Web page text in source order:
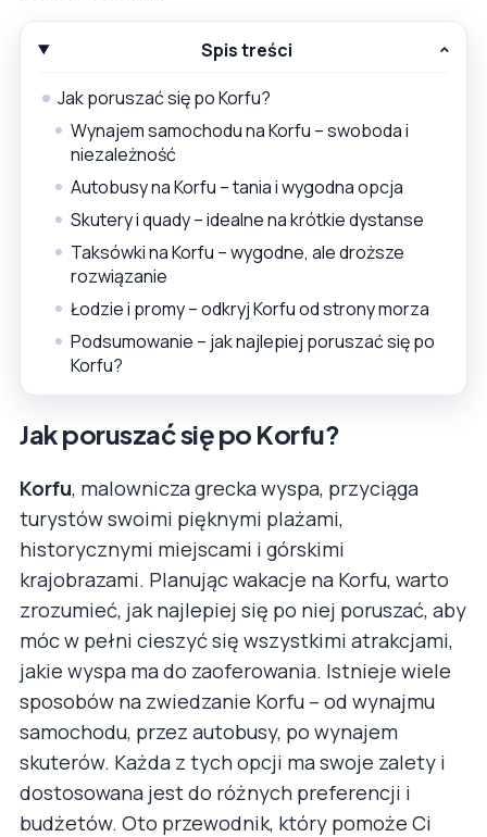
Spis treści
Jak poruszać się po Korfu?
Wynajem samochodu na Korfu – swoboda i
niezależność
Autobusy na Korfu – tania i wygodna opcja
Skutery i quady – idealne na krótkie dystanse
Taksówki na Korfu – wygodne, ale droższe
rozwiązanie
Łodzie i promy – odkryj Korfu od strony morza
Podsumowanie – jak najlepiej poruszać się po
Korfu?
Jak poruszać się po Korfu?
Korfu, malownicza grecka wyspa, przyciąga
turystów swoimi pięknymi plażami,
historycznymi miejscami i górskimi
krajobrazami. Planując wakacje na Korfu, warto
zrozumieć, jak najlepiej się po niej poruszać, aby
móc w pełni cieszyć się wszystkimi atrakcjami,
jakie wyspa ma do zaoferowania. Istnieje wiele
sposobów na zwiedzanie Korfu – od wynajmu
samochodu, przez autobusy, po wynajem
skuterów. Każda z tych opcji ma swoje zalety i
dostosowana jest do różnych preferencji i
budżetów. Oto przewodnik, który pomoże Ci